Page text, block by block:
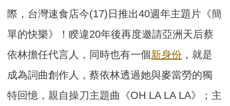
際，台灣速食店今(17)日推出40週年主題片《簡
單的快樂》！睽違20年後再度邀請亞洲天后蔡
依林擔任代言人，同時也有一個新身份 ，就是
成為詞曲創作人，蔡依林透過她與麥當勞的獨
特回憶，親自操刀主題曲《OH LA LA LA》；主